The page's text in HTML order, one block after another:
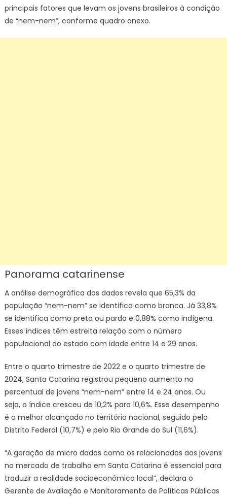
principais fatores que levam os jovens brasileiros à condição
de “nem-nem”, conforme quadro anexo.
Panorama catarinense
A análise demográfica dos dados revela que 65,3% da
população “nem-nem” se identifica como branca. Já 33,8%
se identifica como preta ou parda e 0,88% como indígena.
Esses índices têm estreita relação com o número
populacional do estado com idade entre 14 e 29 anos.
Entre o quarto trimestre de 2022 e o quarto trimestre de
2024, Santa Catarina registrou pequeno aumento no
percentual de jovens “nem-nem” entre 14 e 24 anos. Ou
seja, o índice cresceu de 10,2% para 10,6%. Esse desempenho
é o melhor alcançado no território nacional, seguido pelo
Distrito Federal (10,7%) e pelo Rio Grande do Sul (11,6%).
“A geração de micro dados como os relacionados aos jovens
no mercado de trabalho em Santa Catarina é essencial para
traduzir a realidade socioeconômica local”, declara o
Gerente de Avaliação e Monitoramento de Políticas Públicas